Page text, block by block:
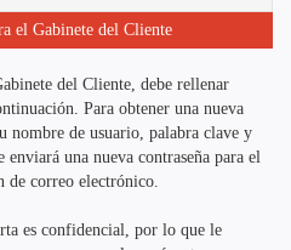
el Gabinete del Cliente
del Cliente, debe rellenar
Para obtener una nueva
nombre de usuario, palabra clave y
una nueva contraseña para el
de correo electrónico.
es confidencial, por lo que le